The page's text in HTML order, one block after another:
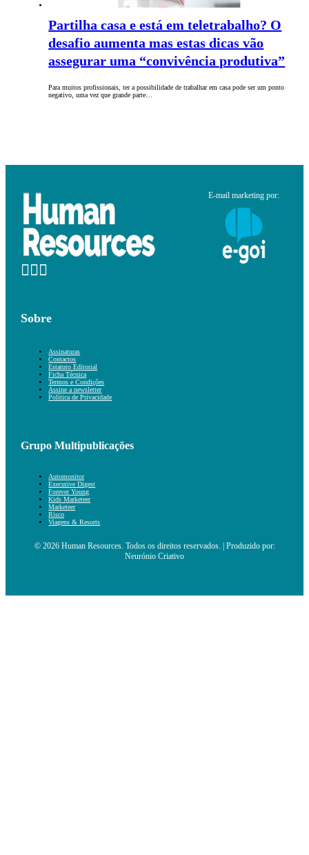
Partilha casa e está em teletrabalho? O
desafio aumenta mas estas dicas vão
assegurar uma “convivência produtiva”
Para muitos profissionais, ter a possibilidade de trabalhar em casa pode ser um ponto
negativo, uma vez que grande parte…
E-mail marketing por:
Sobre
Assinaturas
Contactos
Estatuto Editorial
Ficha Técnica
Termos e Condições
Assine a newsletter
Política de Privacidade
Grupo Multipublicações
Automonitor
Executive Digest
Forever Young
Kids Marketeer
Marketeer
Risco
Viagens & Resorts
© 2026 Human Resources. Todos os direitos reservados. | Produzido por:
Neurónio Criativo